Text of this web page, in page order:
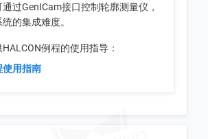
过GenICam接口控制轮廓测量仪，
的集成难度。
例程的使用指导：
使用指南